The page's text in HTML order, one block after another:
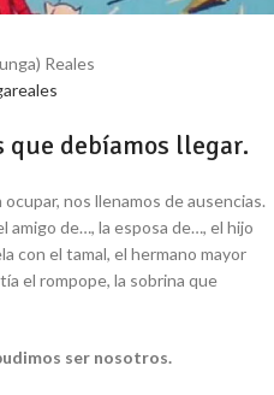
Reales
que debíamos llegar.
nos llenamos de ausencias.
amigo de…, la esposa de…, el hijo
con el tamal, el hermano mayor
el rompope, la sobrina que
ser nosotros.